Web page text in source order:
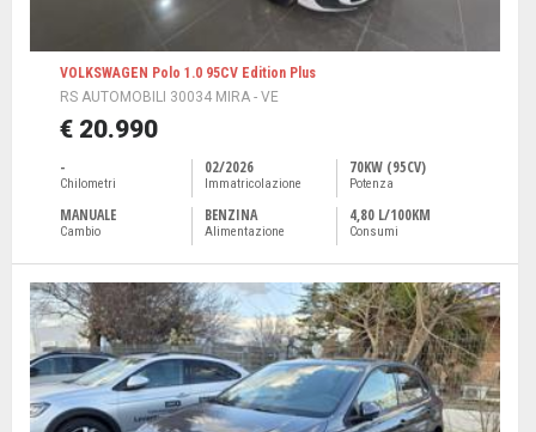
VOLKSWAGEN Polo 1.0 95CV Edition Plus
RS AUTOMOBILI 30034 MIRA - VE
€ 20.990
-
Chilometri
02/2026
Immatricolazione
70KW (95CV)
Potenza
MANUALE
Cambio
BENZINA
Alimentazione
4,80 L/100KM
Consumi